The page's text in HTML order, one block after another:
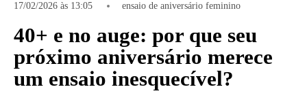
17/02/2026 às 13:05 ensaio de aniversário feminino
40+ e no auge: por que seu
próximo aniversário merece
um ensaio inesquecível?